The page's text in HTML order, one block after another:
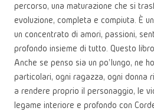
percorso, una maturazione che si
evoluzione, completa e compiuta. È
un concentrato di amori, passioni,
profondo insieme di tutto. Questo
Anche se penso sia un po’ lungo, ne
particolari, ogni ragazza, ogni donna
a rendere proprio il personaggio, le
legame interiore e profondo con